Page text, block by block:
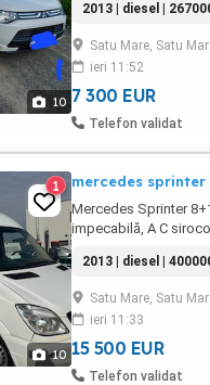
10
consum f.bun arata
recent pompa
,tractiune 4 4
2013 | diesel |
Satu Mare, Satu
ieri 11:52
7 300 EUR
Telefon validat
10
1 mercedes sprinter
Mercedes Sprinter
impecabilă, A C
2013 | diesel |
Satu Mare, Satu
ieri 11:33
15 500 EUR
Telefon validat